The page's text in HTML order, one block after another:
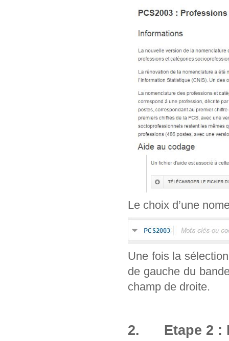
Le choix d’une
Une fois la
de gauche du
champ de droite.
2. Etape 2 :